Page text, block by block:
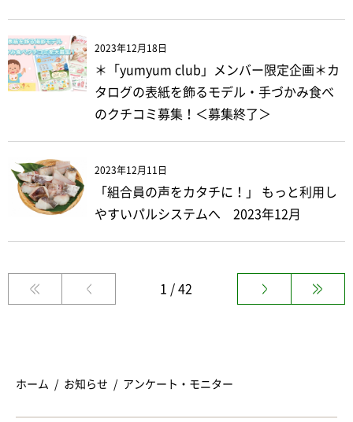
2023年12月18日
＊「yumyum club」メンバー限定企画＊カ
タログの表紙を飾るモデル・手づかみ食べ
のクチコミ募集！＜募集終了＞
2023年12月11日
「組合員の声をカタチに！」 もっと利用し
やすいパルシステムへ 2023年12月
1 / 42
ホーム お知らせ アンケート・モニター